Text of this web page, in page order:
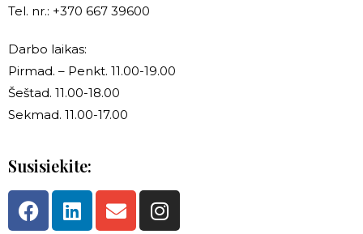
Tel. nr.: +370 667 39600
Darbo laikas:
Pirmad. – Penkt. 11.00-19.00
Šeštad. 11.00-18.00
Sekmad. 11.00-17.00
Susisiekite: